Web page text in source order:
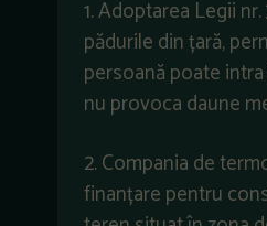
1. Adoptarea Legii
pădurile din țară,
persoană poate
nu provoca daune
2. Compania de
finanțare pentru